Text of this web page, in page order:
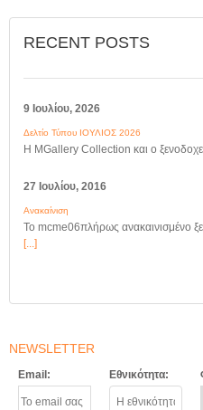
RECENT POSTS
9 Ιουλίου, 2026
Δελτίο Τύπου ΙΟΥΛΙΟΣ 2026
Η MGallery Collection και ο
27 Ιουλίου, 2016
Ανακαίνιση
Το mcme06πλήρως ανακαινισμένο
[...]
NEWSLETTER
Email: Εθνικότητα: